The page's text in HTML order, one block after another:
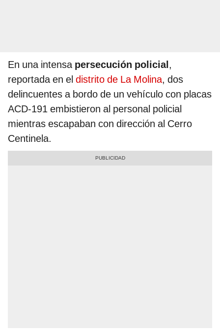
En una intensa persecución policial,
reportada en el distrito de La Molina, dos
delincuentes a bordo de un vehículo con placas
ACD-191 embistieron al personal policial
mientras escapaban con dirección al Cerro
Centinela.